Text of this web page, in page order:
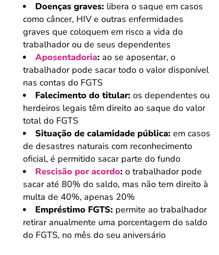
Doenças graves: libera o saque em casos
como câncer, HIV e outras enfermidades
graves que coloquem em risco a vida do
trabalhador ou de seus dependentes
Aposentadoria: ao se aposentar, o
trabalhador pode sacar todo o valor disponível
nas contas do FGTS
Falecimento do titular: os dependentes ou
herdeiros legais têm direito ao saque do valor
total do FGTS
Situação de calamidade pública: em casos
de desastres naturais com reconhecimento
oficial, é permitido sacar parte do fundo
Rescisão por acordo: o trabalhador pode
sacar até 80% do saldo, mas não tem direito à
multa de 40%, apenas 20%
Empréstimo FGTS: permite ao trabalhador
retirar anualmente uma porcentagem do saldo
do FGTS, no mês do seu aniversário